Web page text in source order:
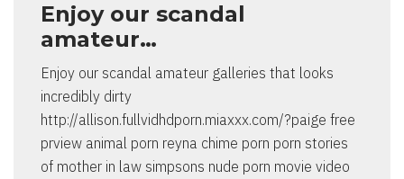
Enjoy our scandal
amateur…
Enjoy our scandal amateur galleries that looks
incredibly dirty
http://allison.fullvidhdporn.miaxxx.com/?paige free
prview animal porn reyna chime porn porn stories
of mother in law simpsons nude porn movie video